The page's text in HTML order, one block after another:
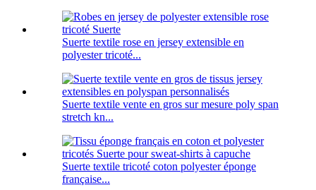
Suerte textile rose en jersey extensible en
polyester tricoté...
Suerte textile vente en gros sur mesure poly span
stretch kn...
Suerte textile tricoté coton polyester éponge
française...